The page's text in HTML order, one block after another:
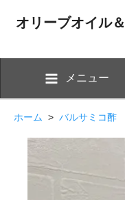
オリーブオイル
メニュー
ホーム > バルサミコ酢